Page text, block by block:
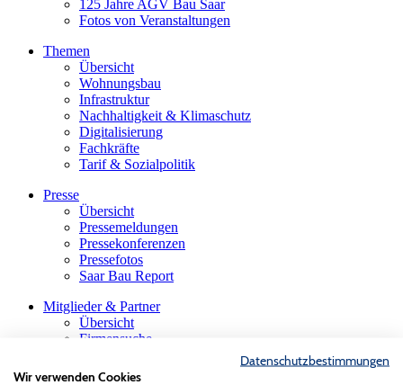
125 Jahre AGV Bau Saar
Fotos von Veranstaltungen
Themen
Übersicht
Wohnungsbau
Infrastruktur
Nachhaltigkeit & Klimaschutz
Digitalisierung
Fachkräfte
Tarif & Sozialpolitik
Presse
Übersicht
Pressemeldungen
Pressekonferenzen
Pressefotos
Saar Bau Report
Mitglieder & Partner
Übersicht
Firmensuche
Die saarländische Bauindustrie
Innungen & Fachgruppen
Datenschutzbestimmungen
Wir verwenden Cookies